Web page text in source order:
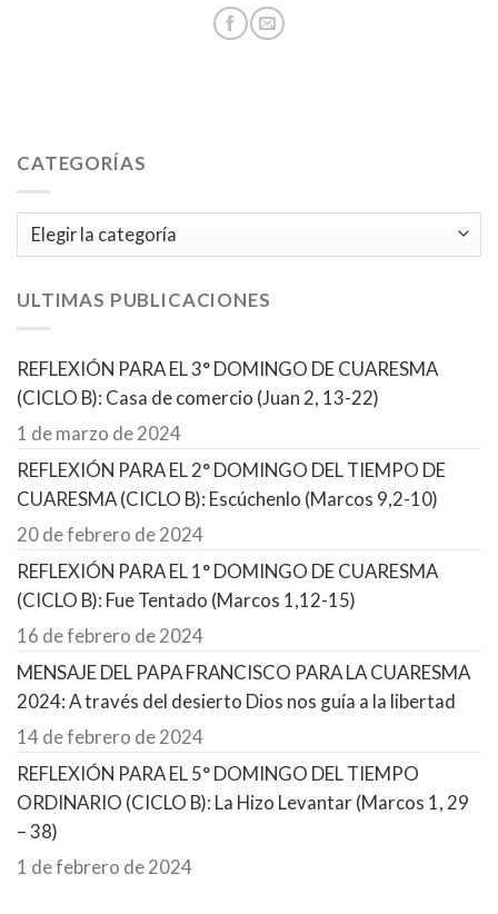
CATEGORÍAS
Categorías
ULTIMAS PUBLICACIONES
REFLEXIÓN PARA EL 3° DOMINGO DE CUARESMA
(CICLO B): Casa de comercio (Juan 2, 13-22)
1 de marzo de 2024
REFLEXIÓN PARA EL 2° DOMINGO DEL TIEMPO DE
CUARESMA (CICLO B): Escúchenlo (Marcos 9,2-10)
20 de febrero de 2024
REFLEXIÓN PARA EL 1° DOMINGO DE CUARESMA
(CICLO B): Fue Tentado (Marcos 1,12-15)
16 de febrero de 2024
MENSAJE DEL PAPA FRANCISCO PARA LA CUARESMA
2024: A través del desierto Dios nos guía a la libertad
14 de febrero de 2024
REFLEXIÓN PARA EL 5° DOMINGO DEL TIEMPO
ORDINARIO (CICLO B): La Hizo Levantar (Marcos 1, 29
– 38)
1 de febrero de 2024